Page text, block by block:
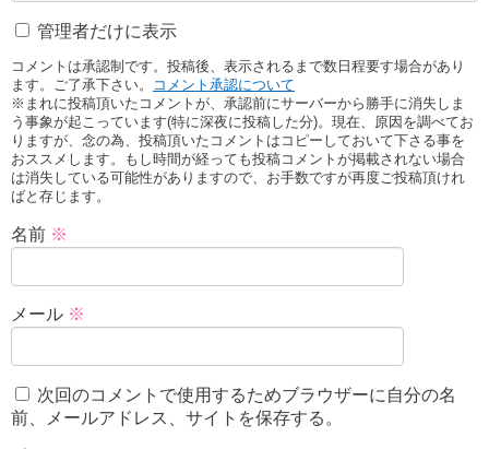
管理者だけに表示
コメントは承認制です。投稿後、表示されるまで数日程要す場合があり
ます。ご了承下さい。
コメント承認について
※まれに投稿頂いたコメントが、承認前にサーバーから勝手に消失しま
う事象が起こっています(特に深夜に投稿した分)。現在、原因を調べてお
りますが、念の為、投稿頂いたコメントはコピーしておいて下さる事を
おススメします。もし時間が経っても投稿コメントが掲載されない場合
は消失している可能性がありますので、お手数ですが再度ご投稿頂けれ
ばと存じます。
名前 ※
メール ※
次回のコメントで使用するためブラウザーに自分の名
前、メールアドレス、サイトを保存する。